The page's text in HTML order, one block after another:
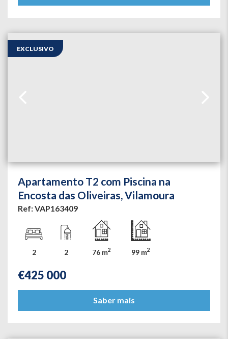
Apartamento T2 com Piscina na
Encosta das Oliveiras, Vilamoura
Ref: VAP163409
2 2 76 m2 99 m2
€425 000
Saber mais
EXCLUSIVO